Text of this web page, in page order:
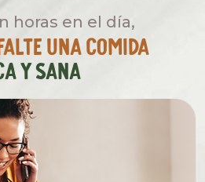
horas en el día,
una comida
y sana